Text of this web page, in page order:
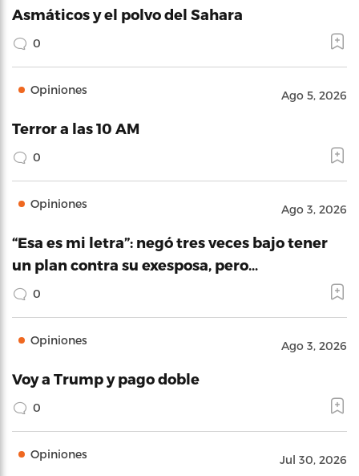
Asmáticos y el polvo del Sahara
0
Opiniones Ago 5, 2026
Terror a las 10 AM
0
Opiniones Ago 3, 2026
“Esa es mi letra”: negó tres veces bajo tener
un plan contra su exesposa, pero…
0
Opiniones Ago 3, 2026
Voy a Trump y pago doble
0
Opiniones Jul 30, 2026